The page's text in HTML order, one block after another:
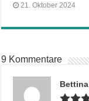
21. Oktober 2024
9 Kommentare
Bettina